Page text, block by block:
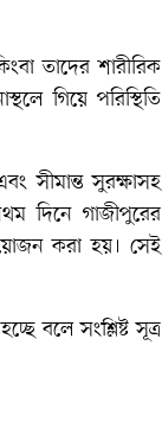
তাদের শারীরিক
গিয়ে পরিস্থিতি
সীমান্ত সুরক্ষাসহ
দিনে গাজীপুরের
করা হয়। সেই
বলে সংশ্লিষ্ট সূত্র